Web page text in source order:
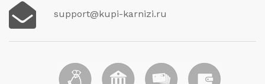
support@kupi-karnizi.ru